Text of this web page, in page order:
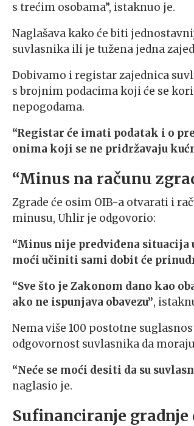
s trećim osobama”, istaknuo je.
Naglašava kako će biti
suvlasnika ili je tužena jedna
Dobivamo i registar zajednica
s brojnim podacima koji će se
nepogodama.
“Registar će imati podatak i o
onima koji se ne pridržavaju
“Minus na računu
Zgrade će osim OIB-a otvarati i
minusu, Uhlir je odgovorio:
“Minus nije predviđena situacija
moći učiniti sami dobit će
“Sve što je Zakonom dano kao
ako ne ispunjava obavezu”,
Nema više 100 postotne
odgovornost suvlasnika da
“Neće se moći desiti da su
naglasio je.
Sufinanciranje gradnje